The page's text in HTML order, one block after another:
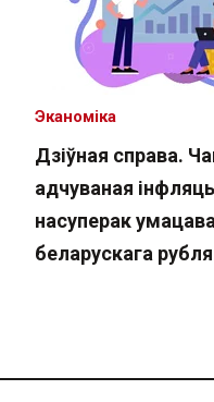
Дзіўная справа.
адчуваная
насуперак
беларускага рубля
Эканоміка